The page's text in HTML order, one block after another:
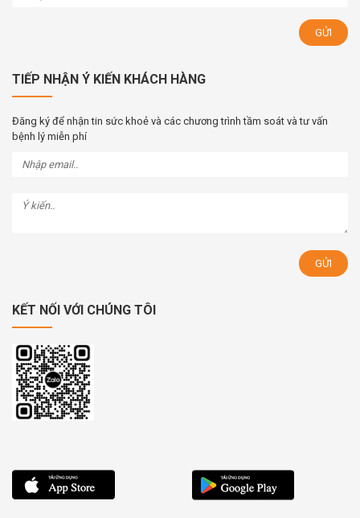
TIẾP NHẬN Ý KIẾN KHÁCH HÀNG
Đăng ký để nhận tin sức khoẻ và các chương trình tầm soát và tư vấn
bệnh lý miễn phí
KẾT NỐI VỚI CHÚNG TÔI